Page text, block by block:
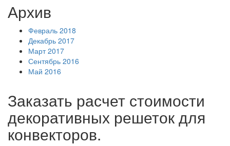
Архив
Февраль 2018
Декабрь 2017
Март 2017
Сентябрь 2016
Май 2016
Заказать расчет стоимости
декоративных решеток для
конвекторов.